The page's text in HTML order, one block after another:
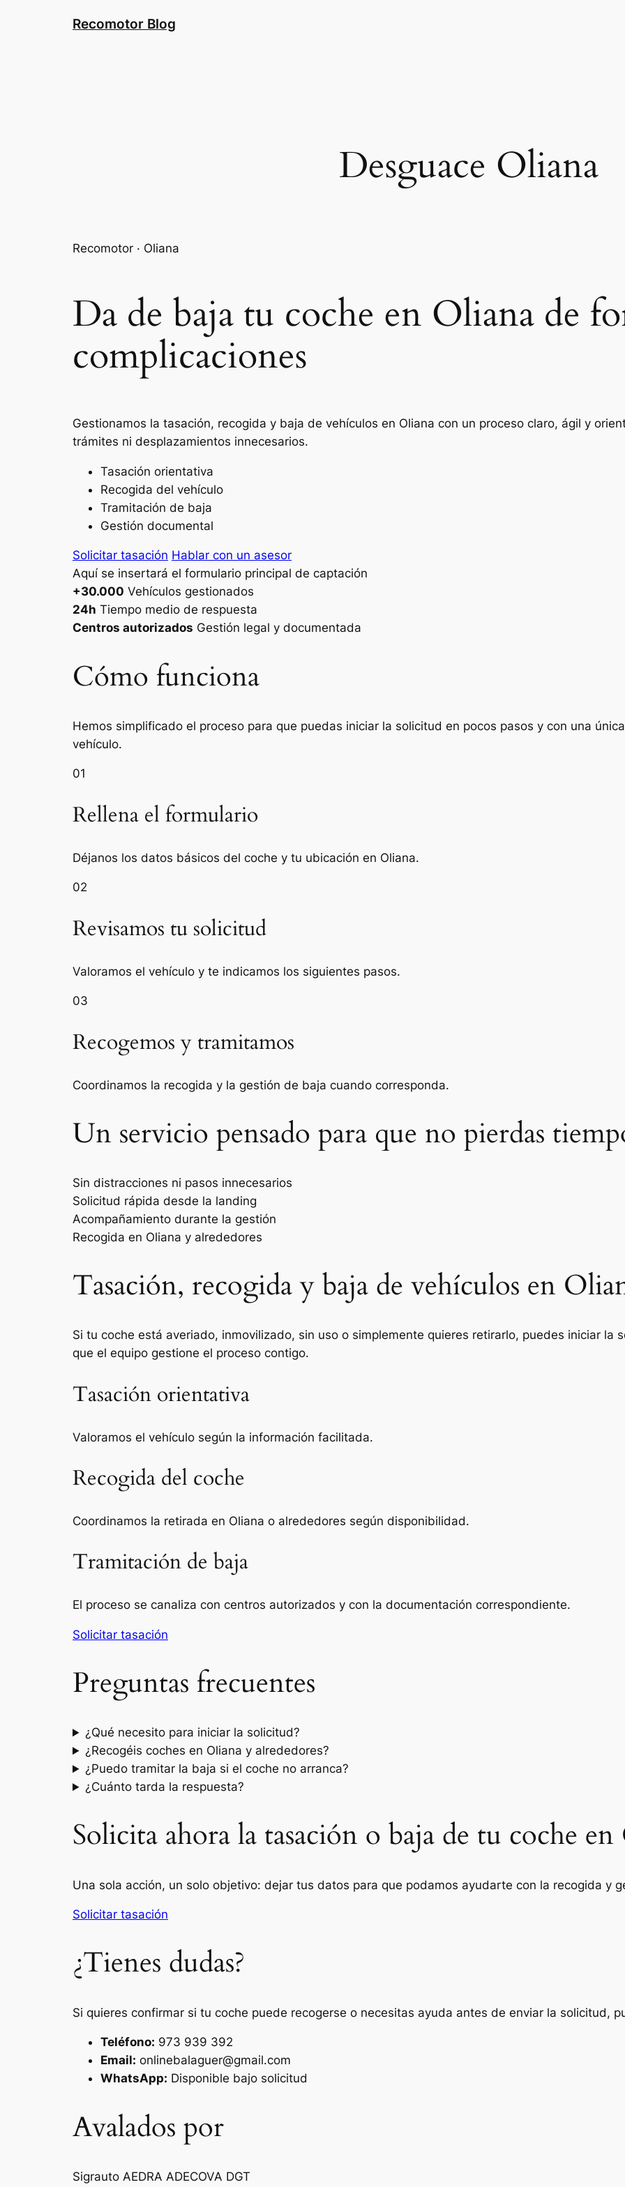
Recomotor Blog
Desguace Oliana
Recomotor · Oliana
Da de baja tu coche en Oliana de
complicaciones
Gestionamos la tasación, recogida y baja de vehículos en Oliana con un proceso claro, ágil y
trámites ni desplazamientos innecesarios.
Tasación orientativa
Recogida del vehículo
Tramitación de baja
Gestión documental
Solicitar tasación Hablar con un asesor
Aquí se insertará el formulario principal de captación
+30.000 Vehículos gestionados
24h Tiempo medio de respuesta
Centros autorizados Gestión legal y documentada
Cómo funciona
Hemos simplificado el proceso para que puedas iniciar la solicitud en pocos pasos y con una
vehículo.
01
Rellena el formulario
Déjanos los datos básicos del coche y tu ubicación en Oliana.
02
Revisamos tu solicitud
Valoramos el vehículo y te indicamos los siguientes pasos.
03
Recogemos y tramitamos
Coordinamos la recogida y la gestión de baja cuando corresponda.
Un servicio pensado para que no pierdas
Sin distracciones ni pasos innecesarios
Solicitud rápida desde la landing
Acompañamiento durante la gestión
Recogida en Oliana y alrededores
Tasación, recogida y baja de vehículos en
Si tu coche está averiado, inmovilizado, sin uso o simplemente quieres retirarlo, puedes iniciar la
que el equipo gestione el proceso contigo.
Tasación orientativa
Valoramos el vehículo según la información facilitada.
Recogida del coche
Coordinamos la retirada en Oliana o alrededores según disponibilidad.
Tramitación de baja
El proceso se canaliza con centros autorizados y con la documentación correspondiente.
Solicitar tasación
Preguntas frecuentes
¿Qué necesito para iniciar la solicitud?
¿Recogéis coches en Oliana y alrededores?
¿Puedo tramitar la baja si el coche no arranca?
¿Cuánto tarda la respuesta?
Solicita ahora la tasación o baja de tu coche
Una sola acción, un solo objetivo: dejar tus datos para que podamos ayudarte con la recogida y
Solicitar tasación
¿Tienes dudas?
Si quieres confirmar si tu coche puede recogerse o necesitas ayuda antes de enviar la solicitud,
Teléfono: 973 939 392
Email: onlinebalaguer@gmail.com
WhatsApp: Disponible bajo solicitud
Avalados por
Sigrauto AEDRA ADECOVA DGT